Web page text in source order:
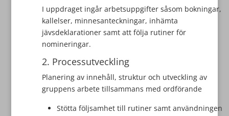
I uppdraget ingår arbetsuppgifter såsom bokningar,
kallelser, minnesanteckningar, inhämta
jävsdeklarationer samt att följa rutiner för
nomineringar.
2. Processutveckling
Planering av innehåll, struktur och utveckling av
gruppens arbete tillsammans med ordförande
Stötta följsamhet till rutiner samt användningen